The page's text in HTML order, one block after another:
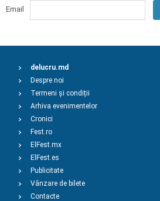
Email
delucru.md
Despre noi
Termeni și condiții
Arhiva evenimentelor
Cronici
Fest.ro
ElFest.mx
ElFest.es
Publicitate
Vânzare de bilete
Contacte